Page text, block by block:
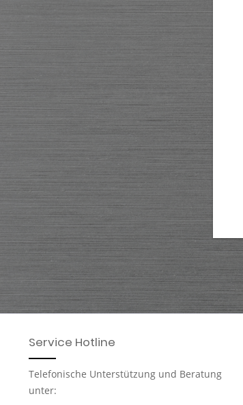
Service Hotline
Telefonische Unterstützung und Beratung
unter: